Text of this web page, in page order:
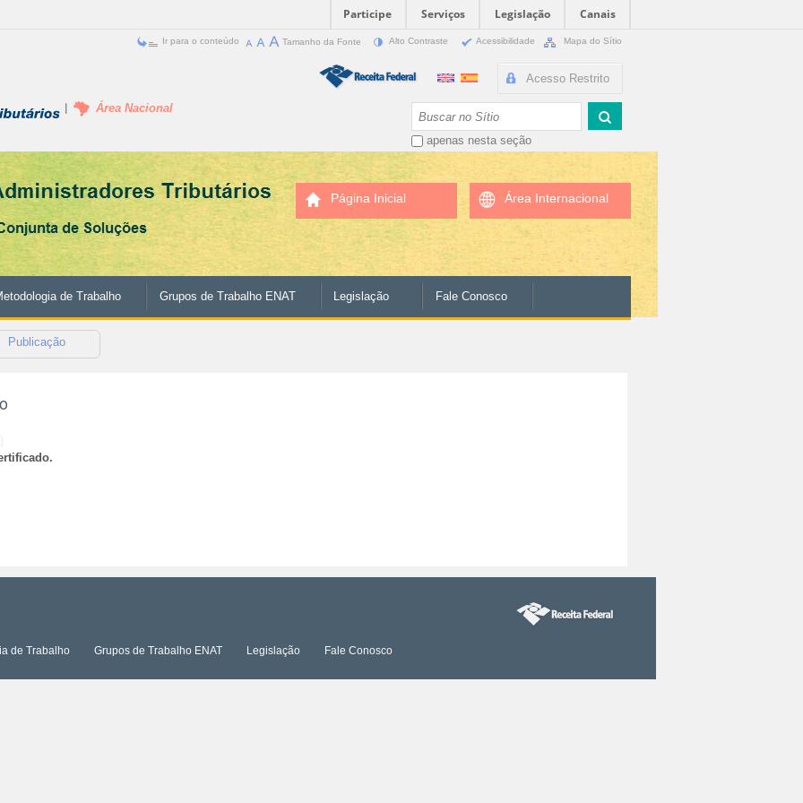
Participe Serviços Legislação
Canais
Ir para o conteúdo Tamanho da Fonte Alto Contraste Acessibilidade Mapa do Sítio
Acesso Restrito
apenas nesta seção
Área Nacional
Página Inicial Área Internacional
de Trabalho Grupos de Trabalho ENAT Legislação Fale Conosco
Publicação
de Trabalho Grupos de Trabalho ENAT Legislação Fale Conosco